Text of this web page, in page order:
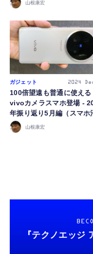
山根康宏
ガジェット 2024
100倍望遠も普通に使える
vivoカメラスマホ登場 -
年振り返り5月編（スマホ
山根康宏
『テクノエッジ